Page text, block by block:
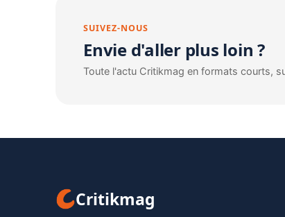
SUIVEZ-NOUS
Envie d'aller plus loin ?
Toute l'actu Critikmag en formats courts,
Critikmag